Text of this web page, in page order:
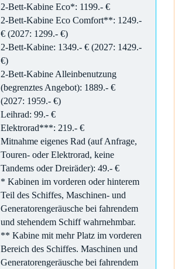
2-Bett-Kabine Eco*: 1199.- €
2-Bett-Kabine Eco Comfort**: 1249.-
€ (2027: 1299.- €)
2-Bett-Kabine: 1349.- € (2027: 1429.-
€)
2-Bett-Kabine Alleinbenutzung
(begrenztes Angebot): 1889.- €
(2027: 1959.- €)
Leihrad: 99.- €
Elektrorad***: 219.- €
Mitnahme eigenes Rad (auf Anfrage,
Touren- oder Elektrorad, keine
Tandems oder Dreiräder): 49.- €
* Kabinen im vorderen oder hinterem
Teil des Schiffes, Maschinen- und
Generatorengeräusche bei fahrendem
und stehendem Schiff wahrnehmbar.
** Kabine mit mehr Platz im vorderen
Bereich des Schiffes. Maschinen und
Generatorengeräusche bei fahrendem